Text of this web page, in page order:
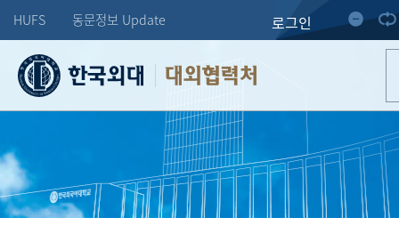
HUFS 동문정보 Update 로그인
대외협력처